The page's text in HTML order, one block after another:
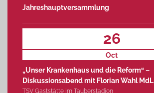
Jahreshauptversammlung
26
Oct
„Unser Krankenhaus und die Reform“ –
Diskussionsabend mit Florian Wahl MdL
TSV Gaststätte im Tauberstadion